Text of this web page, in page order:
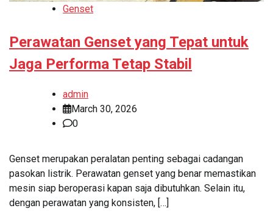
Genset
Perawatan Genset yang Tepat untuk
Jaga Performa Tetap Stabil
admin
March 30, 2026
0
Genset merupakan peralatan penting sebagai cadangan
pasokan listrik. Perawatan genset yang benar memastikan
mesin siap beroperasi kapan saja dibutuhkan. Selain itu,
dengan perawatan yang konsisten, […]